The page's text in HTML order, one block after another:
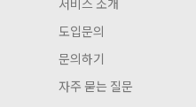
서비스 소개
도입문의
문의하기
자주 묻는 질문